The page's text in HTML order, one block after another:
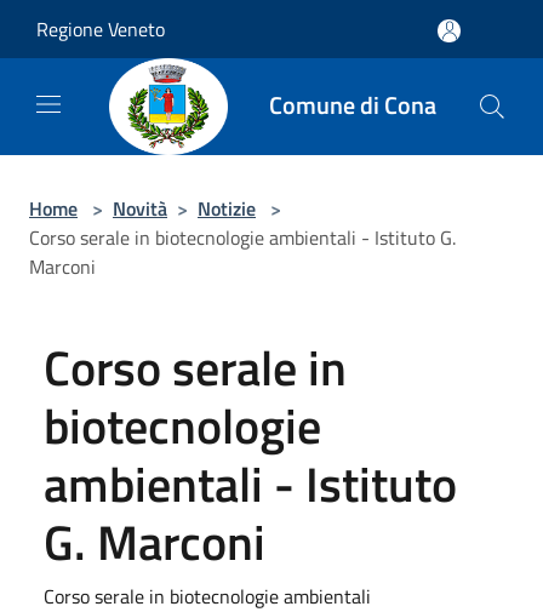
Regione Veneto
Comune di Cona
Home > Novità > Notizie >
Corso serale in biotecnologie ambientali - Istituto G.
Marconi
Corso serale in
biotecnologie
ambientali - Istituto
G. Marconi
Corso serale in biotecnologie ambientali